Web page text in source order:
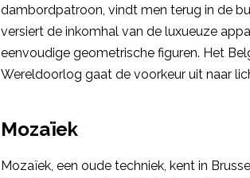
dambordpatroon, vindt men terug in de
versiert de inkomhal van de luxueuze
eenvoudige geometrische figuren. Het
Wereldoorlog gaat de voorkeur uit naar
Mozaïek
Mozaïek, een oude techniek, kent in